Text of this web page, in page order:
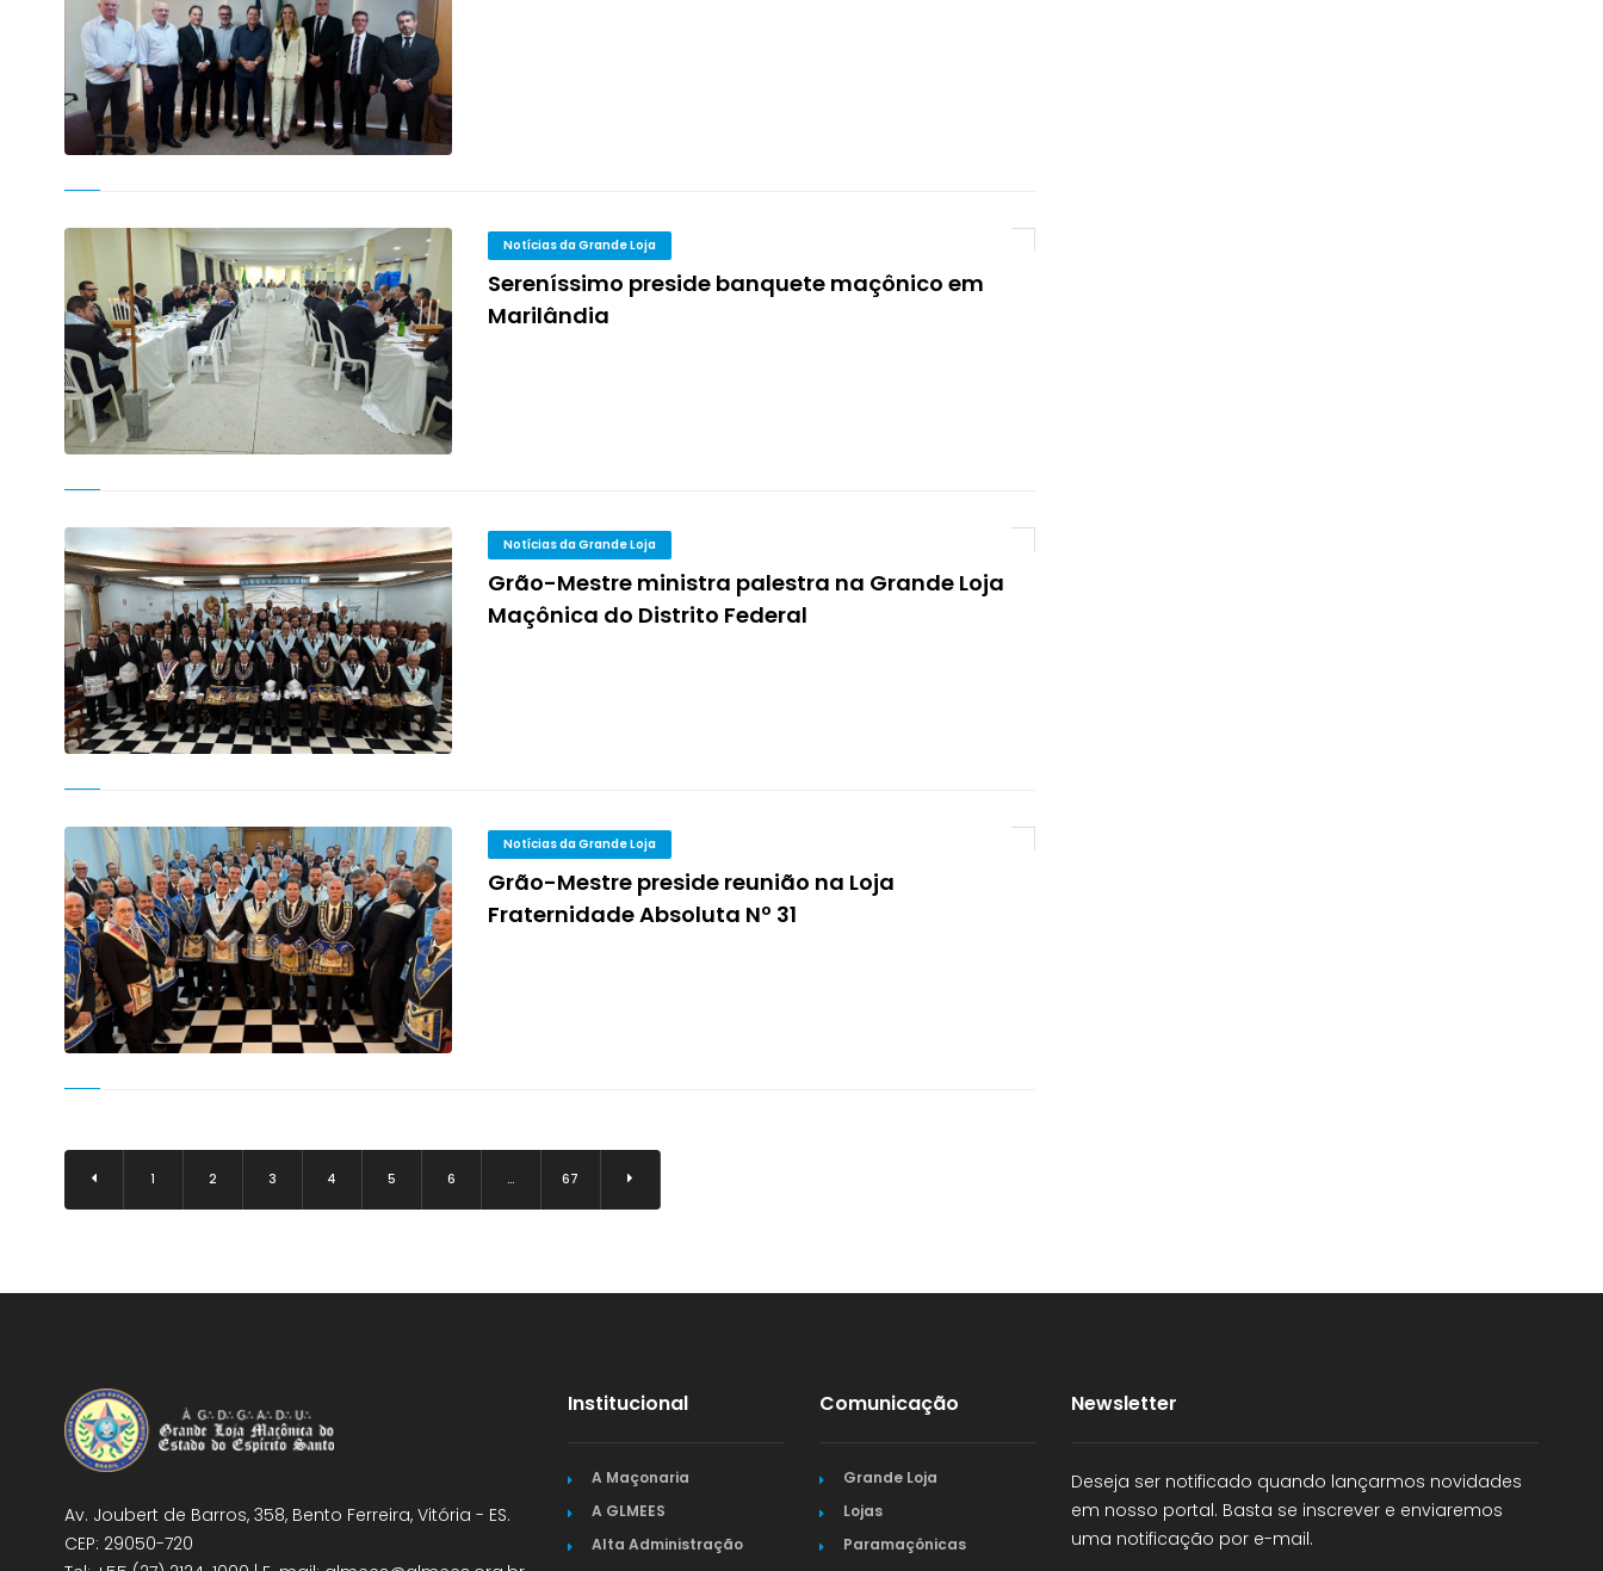
Notícias da Grande Loja
Sereníssimo preside banquete maçônico em
Marilândia
Notícias da Grande Loja
Grão-Mestre ministra palestra na Grande Loja
Maçônica do Distrito Federal
Notícias da Grande Loja
Grão-Mestre preside reunião na Loja
Fraternidade Absoluta Nº 31
1 2 3 4 5 6 … 67
Av. Joubert de Barros, 358, Bento Ferreira, Vitória - ES.
CEP: 29050-720
Institucional
A Maçonaria
A GLMEES
Alta Administração
Comunicação
Grande Loja
Lojas
Paramaçônicas
Newsletter
Deseja ser notificado quando lançarmos novidades
em nosso portal. Basta se inscrever e enviaremos
uma notificação por e-mail.